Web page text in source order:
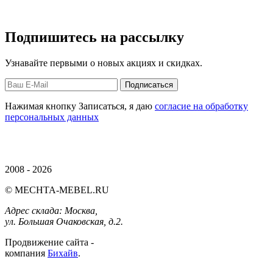
Подпишитесь на рассылку
Узнавайте первыми о новых акциях и скидках.
Нажимая кнопку Записаться, я даю согласие на обработку
персональных данных
2008 - 2026
© MECHTA-MEBEL.RU
Адрес склада: Москва,
ул. Большая Очаковская, д.2.
Продвижение сайта -
компания Бихайв.